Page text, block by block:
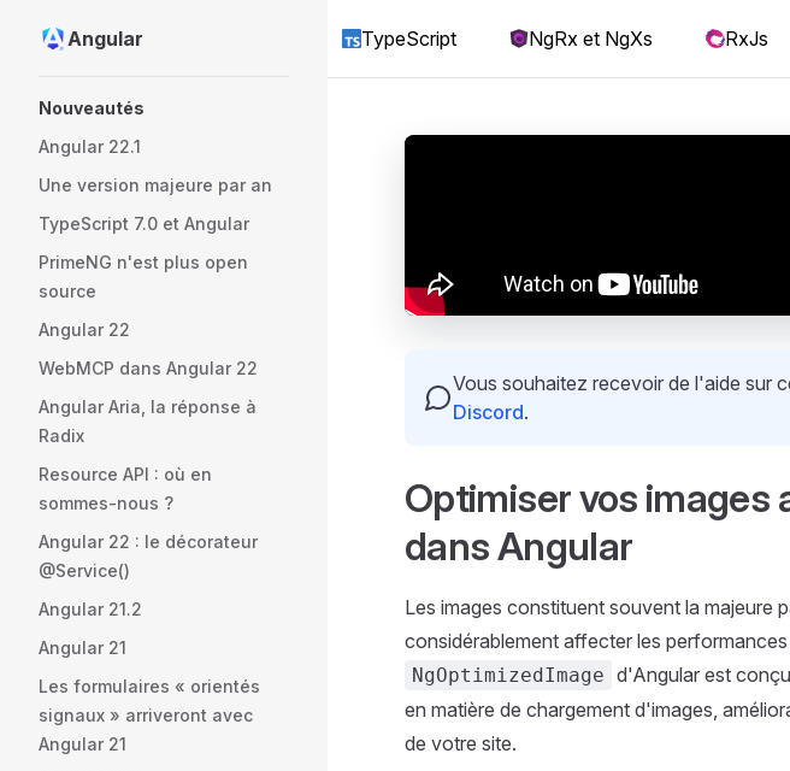
Skip to content
Angular TypeScript NgRx et NgXs RxJs
Nouveautés
Angular 22.1
Une version majeure par an
TypeScript 7.0 et Angular
PrimeNG n'est plus open
source
Angular 22
WebMCP dans Angular 22
Angular Aria, la réponse à
Radix
Resource API : où en
sommes-nous ?
Angular 22 : le décorateur
@Service()
Angular 21.2
Angular 21
Les formulaires « orientés
signaux » arriveront avec
Angular 21
Vous souhaitez recevoir de l'aide sur
Discord.
Optimiser vos images
dans Angular
Les images constituent souvent la majeure
considérablement affecter les
NgOptimizedImage d'Angular est
en matière de chargement d'images,
de votre site.